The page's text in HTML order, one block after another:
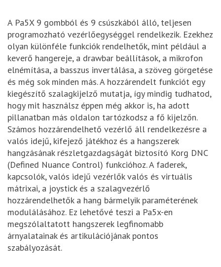
A Pa5X 9 gombból és 9 csúszkából álló, teljesen
programozható vezérlőegységgel rendelkezik. Ezekhez
olyan különféle funkciók rendelhetők, mint például a
keverő hangereje, a drawbar beállítások, a mikrofon
elnémítása, a basszus invertálása, a szöveg görgetése
és még sok minden más. A hozzárendelt funkciót egy
kiegészítő szalagkijelző mutatja, így mindig tudhatod,
hogy mit használsz éppen még akkor is, ha adott
pillanatban más oldalon tartózkodsz a fő kijelzőn.
Számos hozzárendelhető vezérlő áll rendelkezésre a
valós idejű, kifejező játékhoz és a hangszerek
hangzásának részletgazdagságát biztosító Korg DNC
(Defined Nuance Control) funkcióhoz. A faderek,
kapcsolók, valós idejű vezérlők valós és virtuális
mátrixai, a joystick és a szalagvezérlő
hozzárendelhetők a hang bármelyik paraméterének
modulálásához. Ez lehetővé teszi a Pa5x-en
megszólaltatott hangszerek legfinomabb
árnyalatainak és artikulációjának pontos
szabályozását.